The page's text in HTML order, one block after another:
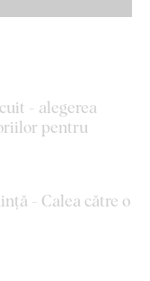
- alegerea
pentru
- Calea către o